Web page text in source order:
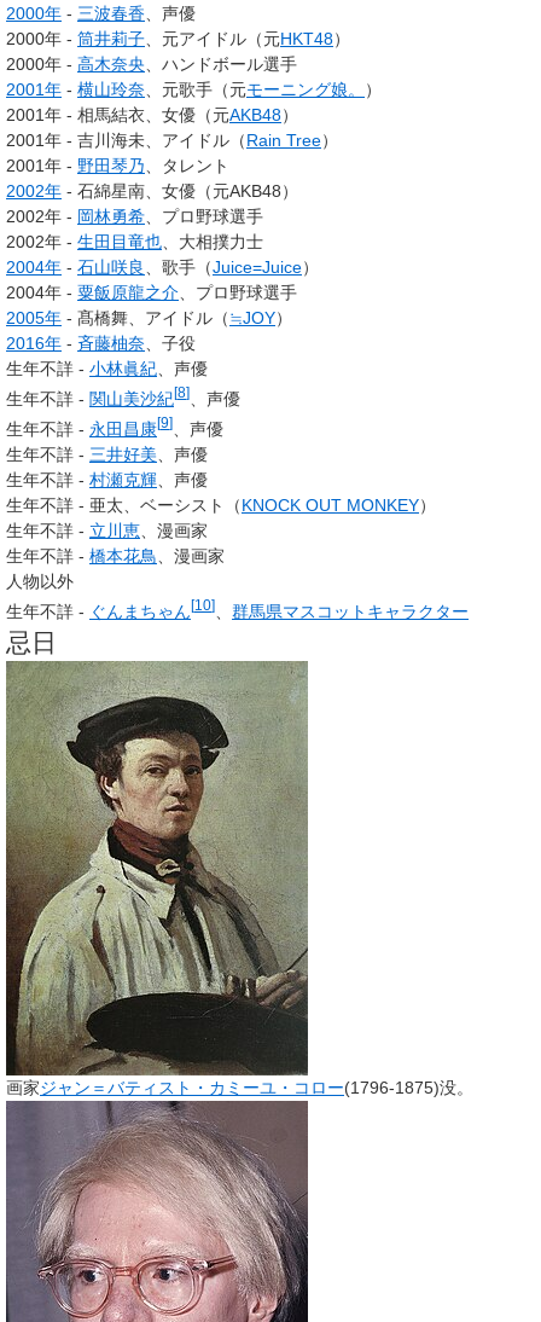
2000年 - 三波春香 、声優
2000年 - 筒井莉子 、元アイドル（元HKT48）
2000年 - 高木奈央 、ハンドボール選手
2001年 - 横山玲奈 、元歌手（元モーニング娘。
）
2001年 - 相馬結衣、女優（元AKB48）
2001年 - 吉川海未、アイドル（Rain Tree）
2001年 - 野田琴乃 、タレント
2002年 - 石綿星南、女優（元AKB48）
2002年 - 岡林勇希 、プロ野球選手
2002年 - 生田目竜也 、大相撲力士
2004年 - 石山咲良 、歌手（Juice=Juice）
2004年 - 粟飯原龍之介 、プロ野球選手
2005年 - 髙橋舞、アイドル（≒JOY）
2016年 - 斉藤柚奈 、子役
生年不詳 - 小林眞紀 、声優
生年不詳 - 関山美沙紀[8]
、声優
生年不詳 - 永田昌康[9]
、声優
生年不詳 - 三井好美 、声優
生年不詳 - 村瀬克輝 、声優
生年不詳 - 亜太、ベーシスト（KNOCK OUT MONKEY）
生年不詳 - 立川恵 、漫画家
生年不詳 - 橋本花鳥 、漫画家
人物以外
生年不詳 - ぐんまちゃん [10] 群馬県マスコットキャラクター
忌日
画家ジャン＝バティスト・カミーユ・コロー(1796-1875)没。